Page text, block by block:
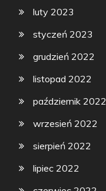
luty 2023
styczeń 2023
grudzień 2022
listopad 2022
październik 2022
wrzesień 2022
sierpień 2022
lipiec 2022